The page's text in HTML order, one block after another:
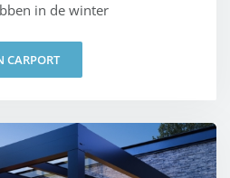
in de winter
CARPORT